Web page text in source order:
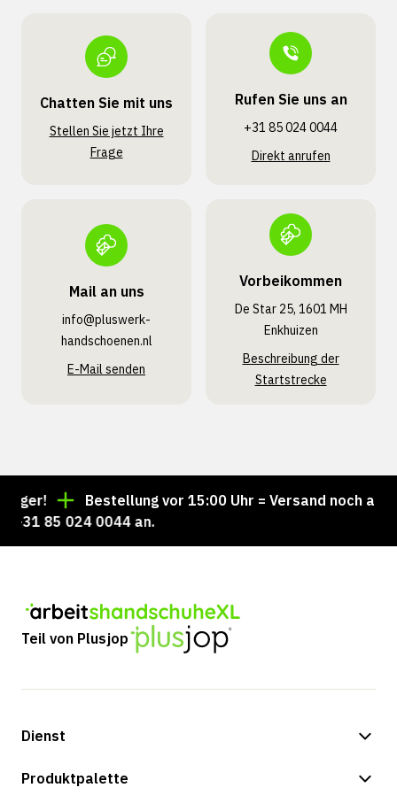
Chatten Sie mit uns
Stellen Sie jetzt Ihre
Frage
Rufen Sie uns an
+31 85 024 0044
Direkt anrufen
Mail an uns
info@pluswerk­
handschoenen.nl
E-Mail senden
Vorbeikommen
De Star 25, 1601 MH
Enkhuizen
Beschreibung der
Startstrecke
Bestellung vor 15:00 Uhr = Versand noch am
85 024 0044 an.
Teil von Plusjop
Dienst
Zahlungsmöglichkeiten
Produktpalette